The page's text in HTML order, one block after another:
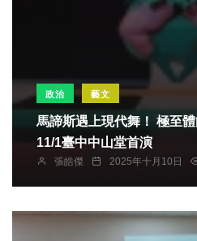
政治 藝文
馬諦斯遇上現代舞！ 極至體能舞蹈團《舞野獸》
11/1臺中中山堂首演
張皓傑 2025年十月10日